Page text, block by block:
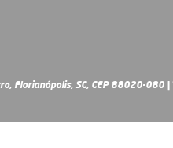
Florianópolis, SC, CEP 88020-080 |